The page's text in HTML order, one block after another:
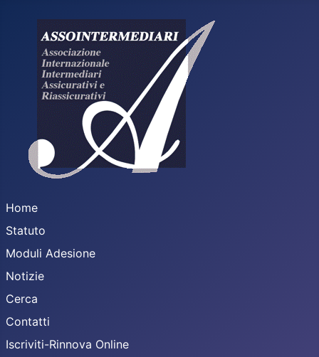
Home
Statuto
Moduli Adesione
Notizie
Cerca
Contatti
Iscriviti-Rinnova Online